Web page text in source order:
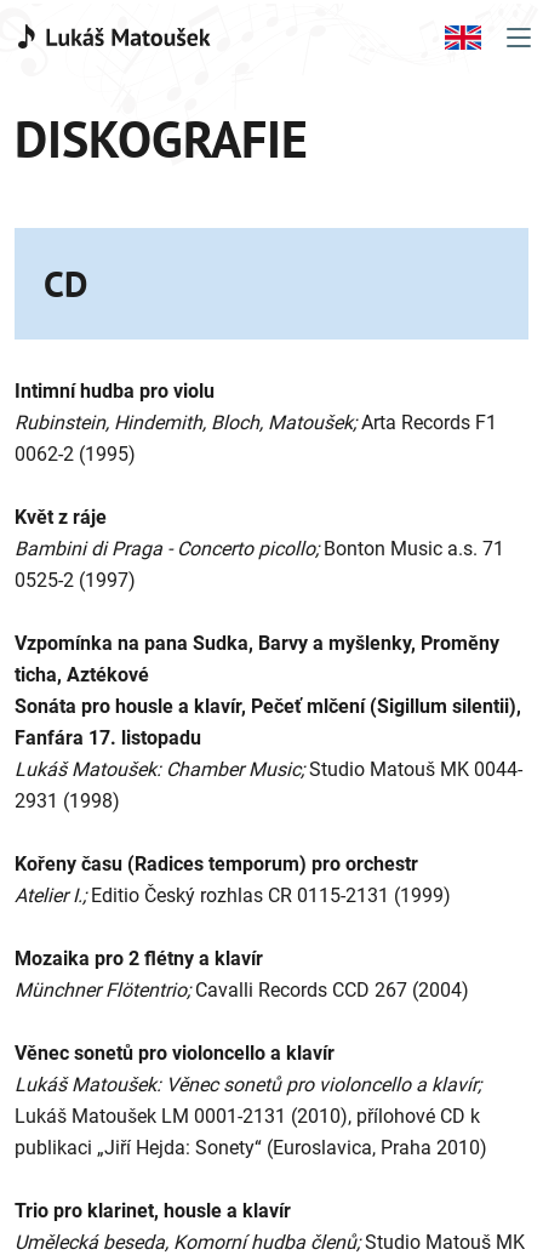
DISKOGRAFIE
CD
Intimní hudba pro violu
Rubinstein, Hindemith, Bloch, Matoušek;Arta Records F1
0062-2 (1995)
Květ z ráje
Bambini di Praga - Concerto picollo;Bonton Music a.s. 71
0525-2 (1997)
Vzpomínka na pana Sudka, Barvy a myšlenky, Proměny
ticha, Aztékové
Sonáta pro housle a klavír, Pečeť mlčení (Sigillum silentii),
Fanfára 17. listopadu
Lukáš Matoušek: Chamber Music;Studio Matouš MK 0044-
2931 (1998)
Kořeny času (Radices temporum) pro orchestr
Atelier I.;Editio Český rozhlas CR 0115-2131 (1999)
Mozaika pro 2 flétny a klavír
Münchner Flötentrio;Cavalli Records CCD 267 (2004)
Věnec sonetů pro violoncello a klavír
Lukáš Matoušek: Věnec sonetů pro violoncello a klavír;
Lukáš Matoušek LM 0001-2131 (2010), přílohové CD k
publikaci „Jiří Hejda: Sonety“ (Euroslavica, Praha 2010)
Trio pro klarinet, housle a klavír
Umělecká beseda, Komorní hudba členů;Studio Matouš MK